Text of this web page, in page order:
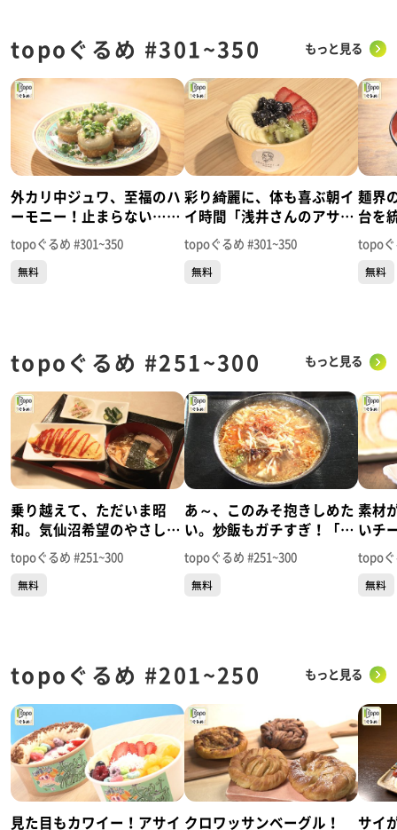
topoぐるめ #301~350 もっと見る
外カリ中ジュワ、至福のハ
ーモニー！止まらない…
「髙橋と焼き小籠包」（青
葉区中央）＃350【topoぐ
るめ】
topoぐるめ #301~350
無料
彩り綺麗に、体も喜ぶ朝イ
イ時間「浅井さんのアサイ
ー仙台上杉通り店」（青葉
区上杉）＃349【topoぐる
め】
topoぐるめ #301~350
無料
麺界
台を
なり
区中
め】
topoぐ
無料
topoぐるめ #251~300 もっと見る
乗り越えて、ただいま昭
和。気仙沼希望のやさしい
味！「喫茶マンボ」（気仙
沼市南町）＃300【topoぐ
るめ】
topoぐるめ #251~300
無料
あ～、このみそ抱きしめた
い。炒飯もガチすぎ！「炎
（ほむら）」（気仙沼市赤
岩石兜）＃299【topoぐる
め】
topoぐるめ #251~300
無料
素材
いチ
「シ
市上
るめ
topoぐ
無料
topoぐるめ #201~250 もっと見る
見た目もカワイー！アサイ クロワッサンベーグル！ サイ